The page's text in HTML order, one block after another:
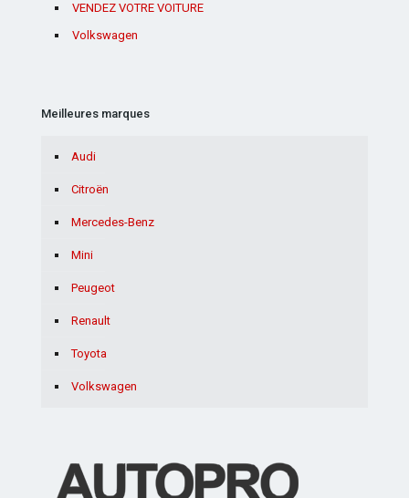
VENDEZ VOTRE VOITURE
Volkswagen
Meilleures marques
Audi
Citroën
Mercedes-Benz
Mini
Peugeot
Renault
Toyota
Volkswagen